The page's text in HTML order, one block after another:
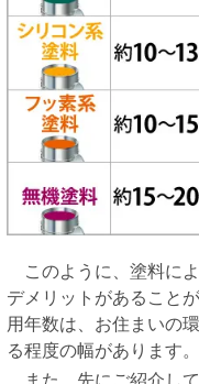
このように、塗料に
デメリットがあること
用年数は、お住まいの
る程度の幅があります。
また、先にご紹介し